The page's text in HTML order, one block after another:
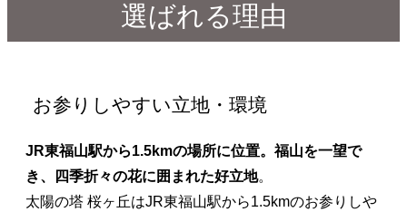
選ばれる理由
お参りしやすい立地・環境
JR東福山駅から1.5kmの場所に位置。福山を一望で
き、四季折々の花に囲まれた好立地。
太陽の塔 桜ヶ丘はJR東福山駅から1.5kmのお参りしや